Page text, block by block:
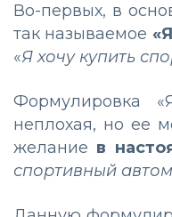
Во-первых, в
так называемое
«Я хочу купить
Формулировка
неплохая, но ее
желание в
спортивный